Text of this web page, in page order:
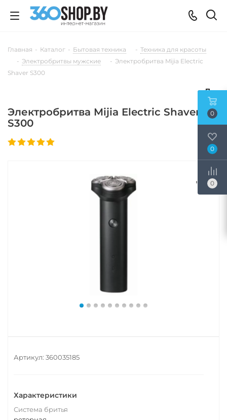
Главная - Каталог - Бытовая техника - Техника для красоты
- Электробритвы мужские - Электробритва Mijia Electric
Shaver S300
Электробритва Mijia Electric Shaver
S300
Артикул: 360035185
Характеристики
Система бритья
0
0
0